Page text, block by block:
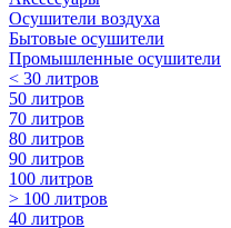
Осушители воздуха
Бытовые осушители
Промышленные осушители
< 30 литров
50 литров
70 литров
80 литров
90 литров
100 литров
> 100 литров
40 литров